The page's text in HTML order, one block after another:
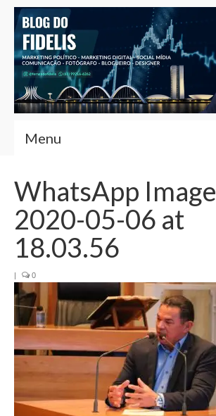
Menu
Fernando Fidelis
Café com Fidelis
Contato
Currículo
WhatsApp Image
2020-05-06 at
18.03.56
| 0